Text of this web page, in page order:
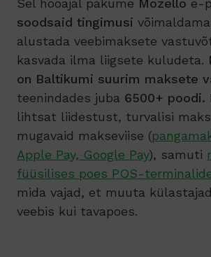
Sel hooajal pakume Mozello e-
soodsaid tingimusi
alustada veebimaksete
kasvada ilma liigsete kuludeta.
on Baltikumi suurim maksete
teenindades juba 6500+ poodi.
lihtsat liidestust, turvalisi
mugavaid makseviise (
Apple Pay, Google Pay), samuti
füüsilises poes POS-
mida vajad, et muuta
veebis kui tavapoes.